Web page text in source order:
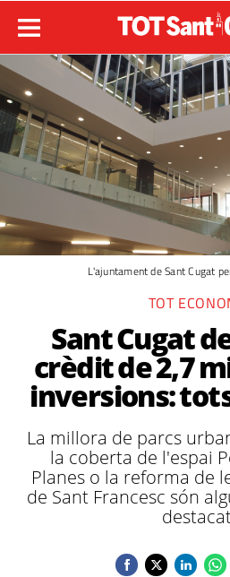
L'ajuntament de Sant Cugat
TOT
Sant Cugat
crèdit de 2,7
inversions:
La millora de parcs
la coberta de l'espai
Planes o la reforma de
de Sant Francesc són